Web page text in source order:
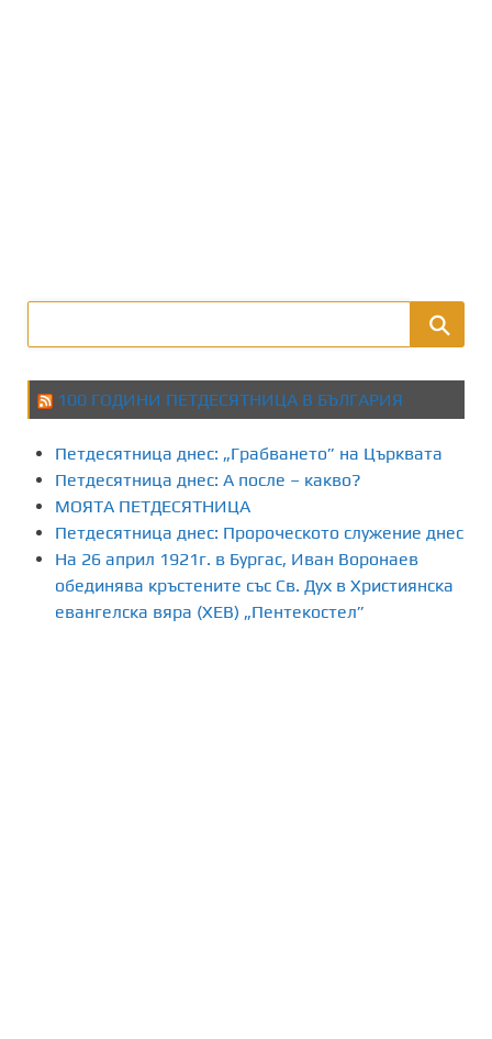
100 ГОДИНИ ПЕТДЕСЯТНИЦА В БЪЛГАРИЯ
Петдесятница днес: „Грабването” на Църквата
Петдесятница днес: А после – какво?
МОЯТА ПЕТДЕСЯТНИЦА
Петдесятница днес: Пророческото служение днес
На 26 април 1921г. в Бургас, Иван Воронаев
обединява кръстените със Св. Дух в Християнска
евангелска вяра (ХЕВ) „Пентекостел”